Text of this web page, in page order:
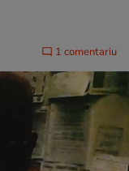
1 comentariu